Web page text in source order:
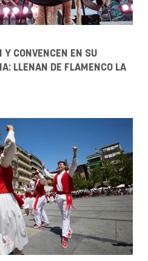
Y CONVENCEN EN SU
LLENAN DE FLAMENCO LA